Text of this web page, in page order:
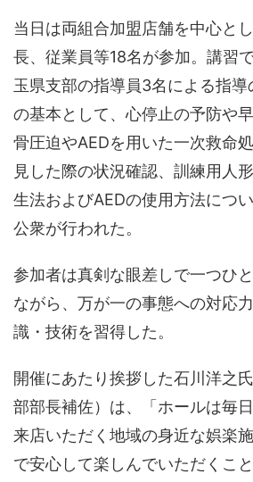
当日は両組合加盟店舗を中心と
長、従業員等18名が参加。講習
玉県支部の指導員3名による指導
の基本として、心停止の予防や
骨圧迫やAEDを用いた一次救命
見した際の状況確認、訓練用人
生法およびAEDの使用方法につ
公衆が行われた。
参加者は真剣な眼差しで一つひ
ながら、万が一の事態への対応
識・技術を習得した。
開催にあたり挨拶した石川洋之
部部長補佐）は、「ホールは毎
来店いただく地域の身近な娯楽
で安心して楽しんでいただくこ